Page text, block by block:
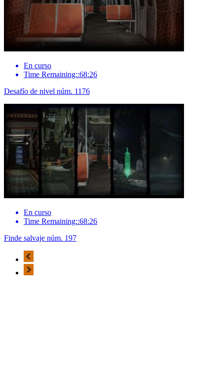
En curso
Time Remaining::68:26
Desafío de nivel núm. 1176
En curso
Time Remaining::68:26
Finde salvaje núm. 197